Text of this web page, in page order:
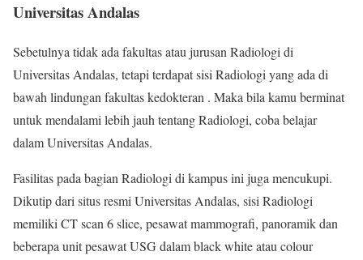
Universitas Andalas
Sebetulnya tidak ada fakultas atau jurusan Radiologi di
Universitas Andalas, tetapi terdapat sisi Radiologi yang ada di
bawah lindungan fakultas kedokteran . Maka bila kamu berminat
untuk mendalami lebih jauh tentang Radiologi, coba belajar
dalam Universitas Andalas.
Fasilitas pada bagian Radiologi di kampus ini juga mencukupi.
Dikutip dari situs resmi Universitas Andalas, sisi Radiologi
memiliki CT scan 6 slice, pesawat mammografi, panoramik dan
beberapa unit pesawat USG dalam black white atau colour